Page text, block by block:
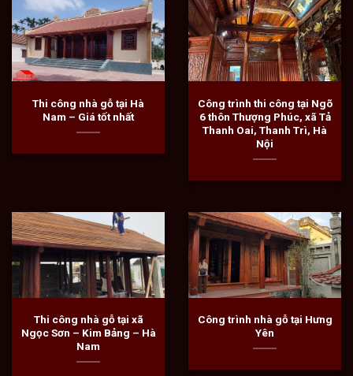
Thi công nhà gỗ tại Hà
Nam – Giá tốt nhất
Công trình thi công tại Ngõ
6 thôn Thượng Phúc, xã Tả
Thanh Oai, Thanh Trì, Hà
Nội
Thi công nhà gỗ tại xã
Ngọc Sơn – Kim Bảng – Hà
Nam
Công trình nhà gỗ tại Hưng
Yên